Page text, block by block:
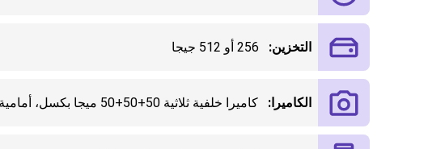
التخزين: 256 أو 512 جيجا
الكاميرا: كاميرا خلفية ثلاثية 50+50+50 ميجا بكسل، أمامية 12 ميجا بكسل